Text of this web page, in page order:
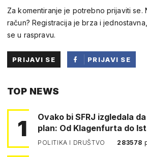
Za komentiranje je potrebno prijaviti se.
račun? Registracija je brza i
se u raspravu.
PRIJAVI SE
PRIJAVI SE
TOP NEWS
1
Ovako bi SFRJ izgledala
plan: Od Klagenfurta do
POLITIKA I DRUŠTVO 283578